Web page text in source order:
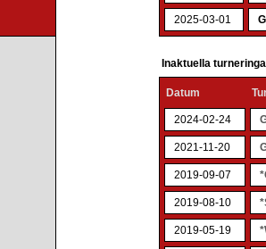
2025-03-01
Inaktuella
Datum
2024-02-24
2021-11-20
2019-09-07
2019-08-10
2019-05-19